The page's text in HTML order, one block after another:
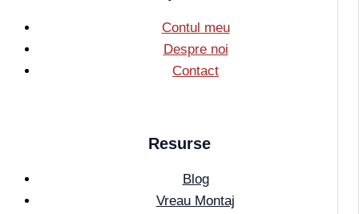
Contul meu
Despre noi
Contact
Resurse
Blog
Vreau Montaj